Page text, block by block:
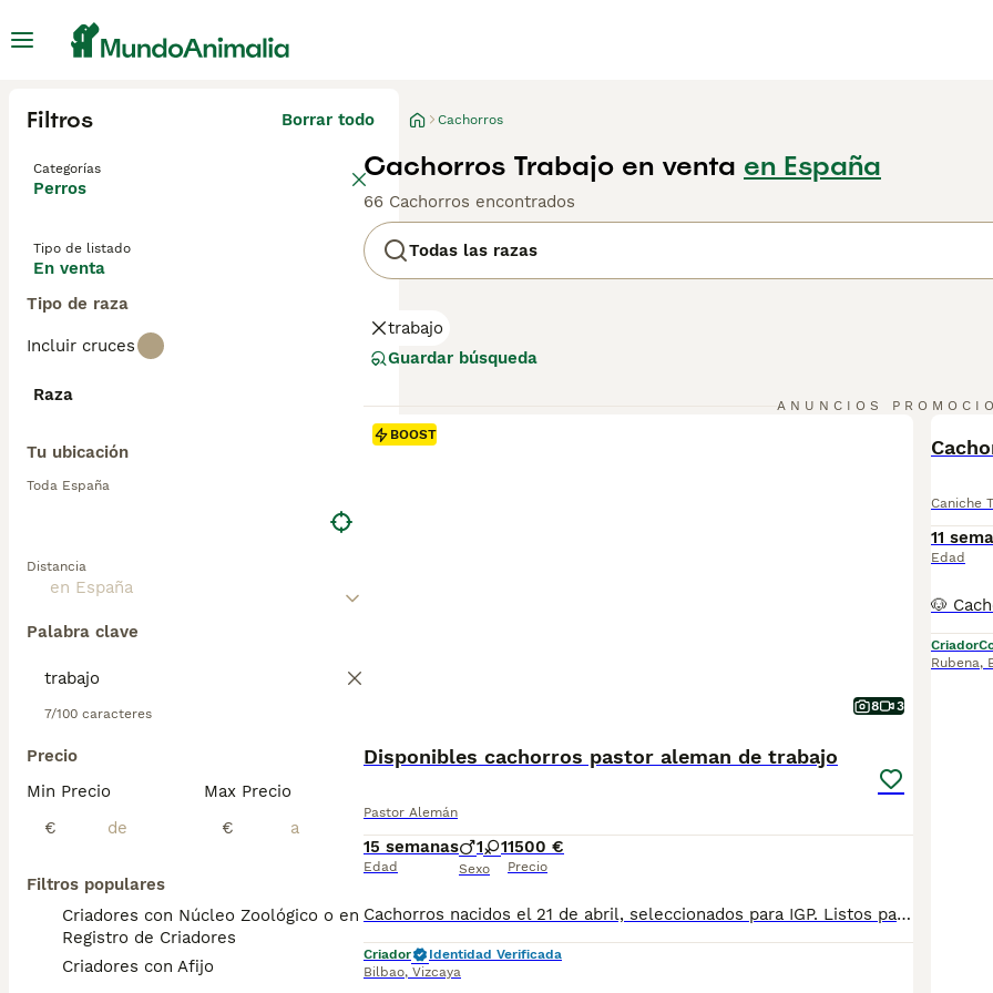
Filtros Borrar todo
Categorías
Perros
Tipo de listado
En venta
Tipo de raza
Incluir cruces
Raza
Tu ubicación
Toda España
Distancia
Palabra clave
7/100 caracteres
Precio
Min Precio
€
Max Precio
€
Filtros populares
Criadores con Núcleo Zoológico o en el
Registro de Criadores
Criadores con Afijo
Cachorros
Cachorros Trabajo en venta en España
66 Cachorros encontrados
Todas las razas
trabajo
Guardar búsqueda
ANUNCIOS
BOOST
8 3
Disponibles cachorros pastor aleman de trabajo
Pastor Alemán
15 semanas
Edad
1 1
Sexo
1500 €
Precio
Cachorros nacidos el 21 de abril, seleccionados para IGP. Listos para entregar, cuentan con todas las vacunas, microchip, pasaporte europeo y registro de camada en la RSCE/FCI. Madre importada de Eslovaquia y padre de Alemania, ambos trabajando (éste último con varios nacionales y mundiales, siendo campeón del mundo por equipos en FCI-IGP 2025 todas las razas y top 10 WUSV 2025). Los dos padres están certificados en salud por el RCEPPA en España y el SV en Alemania.
Criador
Identidad Verificada
Bilbao, Vizcaya
Caniche
11
Edad
Criador
Rubena,